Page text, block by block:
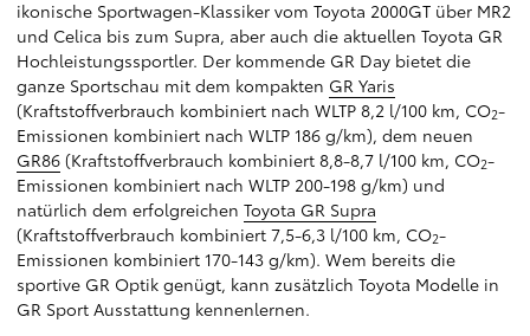
ikonische Sportwagen-Klassiker vom Toyota 2000GT über MR2
und Celica bis zum Supra, aber auch die aktuellen Toyota GR
Hochleistungssportler. Der kommende GR Day bietet die
ganze Sportschau mit dem kompakten GR Yaris
(Kraftstoffverbrauch kombiniert nach WLTP 8,2 l/100 km, CO2-
Emissionen kombiniert nach WLTP 186 g/km), dem neuen
GR86 (Kraftstoffverbrauch kombiniert 8,8-8,7 l/100 km, CO2-
Emissionen kombiniert nach WLTP 200-198 g/km) und
natürlich dem erfolgreichen Toyota GR Supra
(Kraftstoffverbrauch kombiniert 7,5-6,3 l/100 km, CO2-
Emissionen kombiniert 170-143 g/km). Wem bereits die
sportive GR Optik genügt, kann zusätzlich Toyota Modelle in
GR Sport Ausstattung kennenlernen.